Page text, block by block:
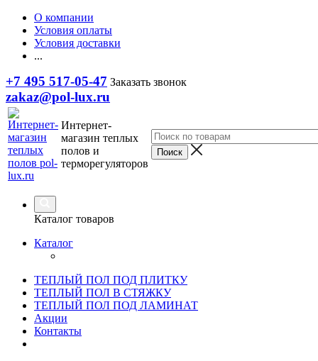
О компании
Условия оплаты
Условия доставки
...
+7 495 517-05-47 Заказать звонок
zakaz@pol-lux.ru
Интернет-
магазин теплых
полов и
терморегуляторов
Каталог товаров
Каталог
ТЕПЛЫЙ ПОЛ ПОД ПЛИТКУ
ТЕПЛЫЙ ПОЛ В СТЯЖКУ
ТЕПЛЫЙ ПОЛ ПОД ЛАМИНАТ
Акции
Контакты